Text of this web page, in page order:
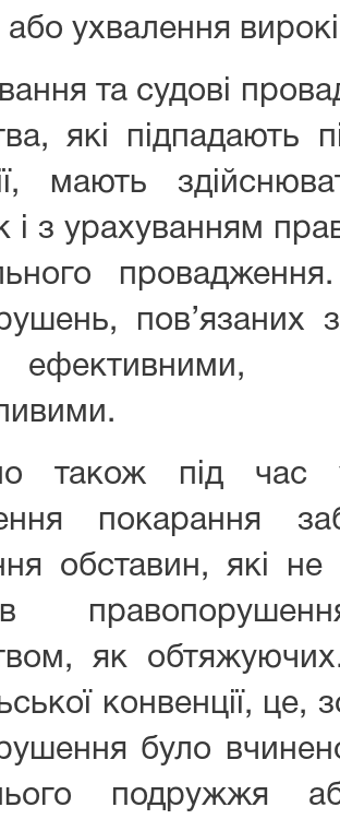
або ухвалення
та судові
які підпадають
мають
і з урахуванням
пов’язаних
також під час
покарання
обставин, які
як
конвенції, це,
було
подружжя